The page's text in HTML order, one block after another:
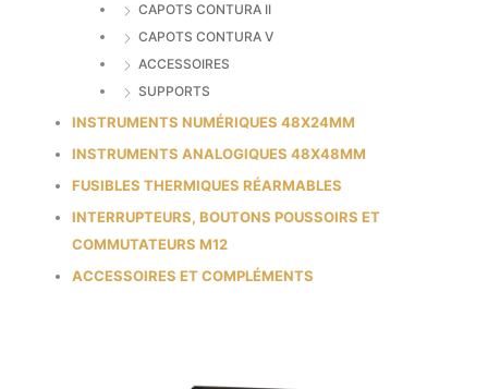
CAPOTS CONTURA II
CAPOTS CONTURA V
ACCESSOIRES
SUPPORTS
INSTRUMENTS NUMÉRIQUES 48X24MM
INSTRUMENTS ANALOGIQUES 48X48MM
FUSIBLES THERMIQUES RÉARMABLES
INTERRUPTEURS, BOUTONS POUSSOIRS ET
COMMUTATEURS M12
ACCESSOIRES ET COMPLÉMENTS